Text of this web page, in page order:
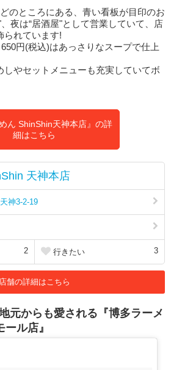
のところにある、青い看板が目印のお
夜は“居酒屋"として営業していて、店
られています!
円(税込)はあっさりなスープで仕上
しやセットメニューも充実していてボ
ん ShinShin天神本店』の詳
細はこちら
天神本店
神3-2-19
2 行きたい 3
店舗の詳細はこちら
元からも愛される『博多ラーメ
ル店』